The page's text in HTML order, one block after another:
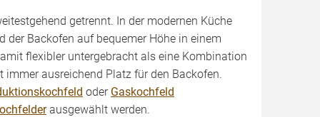
getrennt. In der modernen Küche
Backofen auf bequemer Höhe in einem
flexibler untergebracht als eine Kombination
ausreichend Platz für den Backofen.
oder Gaskochfeld
ausgewählt werden.